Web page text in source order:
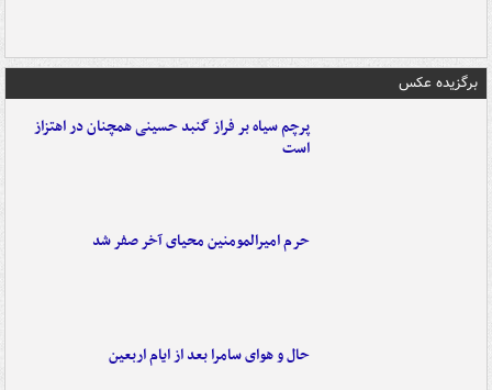
برگزیده عکس
پرچم سیاه بر فراز گنبد حسینی همچنان در اهتزاز
است
حرم امیرالمومنین محیای آخر صفر شد
حال و هوای سامرا بعد از ایام اربعین